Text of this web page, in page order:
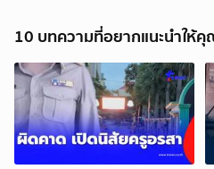
10 บทความที่อยากแนะนำให้